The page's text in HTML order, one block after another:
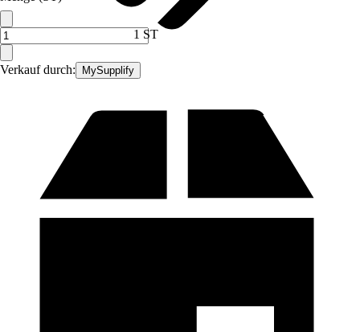
Verkauf durch: MySupplify
1 ST